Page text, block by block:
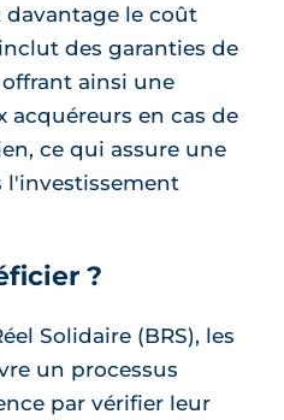
le coût
des garanties de
ainsi une
acquéreurs en cas de
ce qui assure une
l'investissement
?
Solidaire (BRS), les
un processus
par vérifier leur